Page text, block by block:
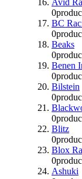
Avid
0
BC
0
Beaks
0
Benen
0
Bilstein
0
0
Blitz
0
Blox
0
Ashuki